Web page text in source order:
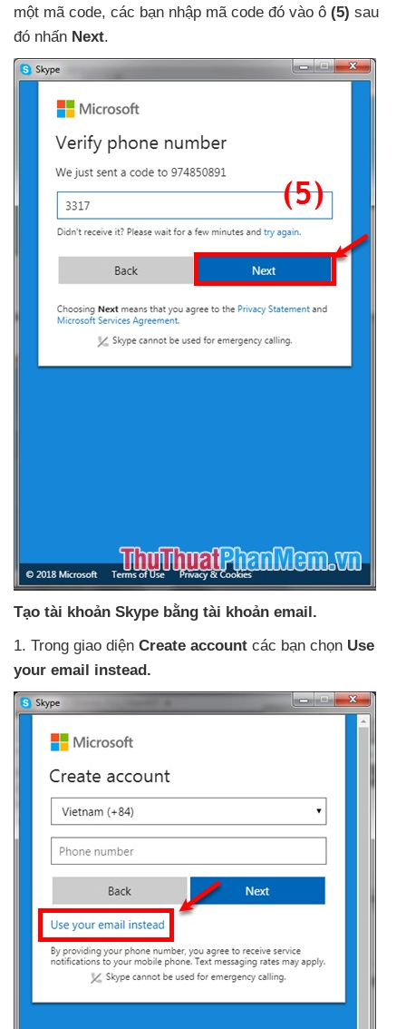
một mã code, các bạn nhập mã code đó vào ô (5) sau
đó nhấn Next.
Tạo tài khoản Skype bằng tài khoản email.
1. Trong giao diện Create account các bạn chọn Use
your email instead.